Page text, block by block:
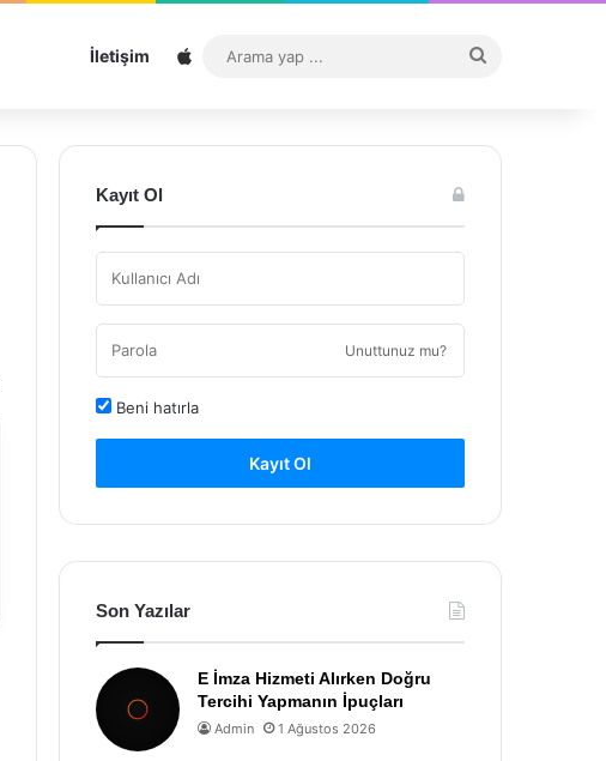
İletişim Sitemap
...
Kayıt Ol
Unuttunuz mu?
Beni hatırla
Kayıt Ol
Son Yazılar
E İmza Hizmeti Alırken Doğru
Tercihi Yapmanın İpuçları
Admin 1 Ağustos 2026